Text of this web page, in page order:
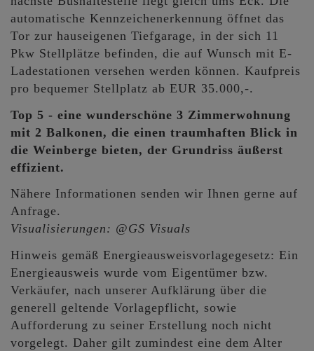
automatische Kennzeichenerkennung öffnet das
Tor zur hauseigenen Tiefgarage, in der sich 11
Pkw Stellplätze befinden, die auf Wunsch mit E-
Ladestationen versehen werden können. Kaufpreis
pro bequemer Stellplatz ab EUR 35.000,-.
Top 5 - eine wunderschöne 3 Zimmerwohnung
mit 2 Balkonen, die einen traumhaften Blick in
die Weinberge bieten, der Grundriss äußerst
effizient.
Nähere Informationen senden wir Ihnen gerne auf
Anfrage.
Visualisierungen: @GS Visuals
Hinweis gemäß Energieausweisvorlagegesetz: Ein
Energieausweis wurde vom Eigentümer bzw.
Verkäufer, nach unserer Aufklärung über die
generell geltende Vorlagepflicht, sowie
Aufforderung zu seiner Erstellung noch nicht
vorgelegt. Daher gilt zumindest eine dem Alter